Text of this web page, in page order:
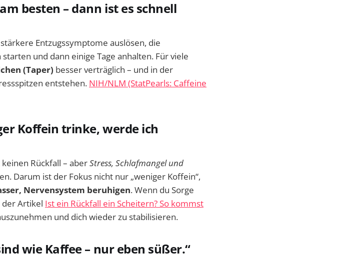
besten – dann ist es schnell
Entzugssymptome auslösen, die
und dann einige Tage anhalten. Für viele
(Taper) besser verträglich – und in der
entstehen. NIH/NLM (StatPearls: Caffeine
Koffein trinke, werde ich
Rückfall – aberStress, Schlafmangel und
Darum ist der Fokus nicht nur „weniger Koffein“,
Nervensystem beruhigen. Wenn du Sorge
der Artikel Ist ein Rückfall ein Scheitern? So kommst
und dich wieder zu stabilisieren.
wie Kaffee – nur eben süßer.“